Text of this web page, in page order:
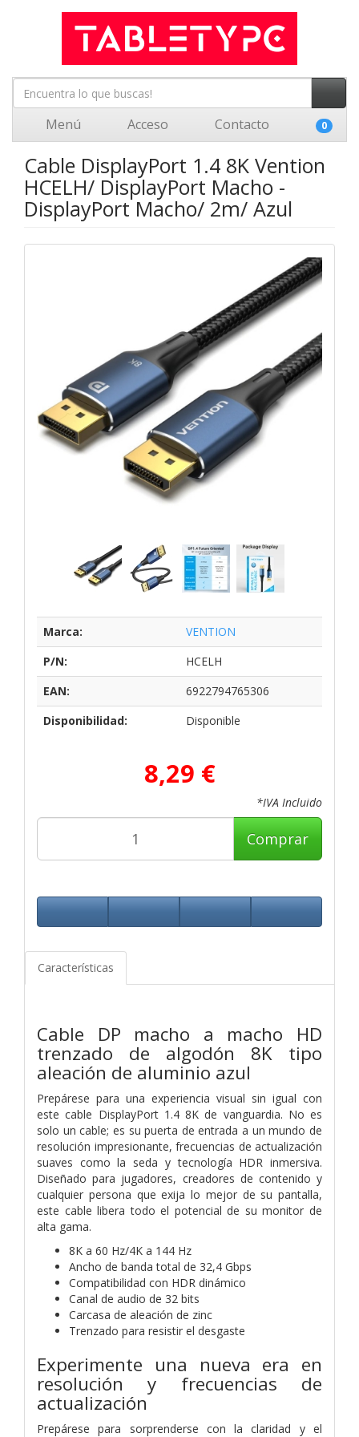
Menú Acceso Contacto 0
Cable DisplayPort 1.4 8K Vention
HCELH/ DisplayPort Macho -
DisplayPort Macho/ 2m/ Azul
Marca:
VENTION
P/N:
HCELH
EAN:
6922794765306
Disponibilidad:
Disponible
8,29 €
*IVA Incluido
Comprar
Características
Cable DP macho a macho HD
trenzado de algodón 8K tipo
aleación de aluminio azul
Prepárese para una experiencia visual sin igual con
este cable DisplayPort 1.4 8K de vanguardia. No es
solo un cable; es su puerta de entrada a un mundo de
resolución impresionante, frecuencias de actualización
suaves como la seda y tecnología HDR inmersiva.
Diseñado para jugadores, creadores de contenido y
cualquier persona que exija lo mejor de su pantalla,
este cable libera todo el potencial de su monitor de
alta gama.
8K a 60 Hz/4K a 144 Hz
Ancho de banda total de 32,4 Gbps
Compatibilidad con HDR dinámico
Canal de audio de 32 bits
Carcasa de aleación de zinc
Trenzado para resistir el desgaste
Experimente una nueva era en
resolución y frecuencias de
actualización
Prepárese para sorprenderse con la claridad y el